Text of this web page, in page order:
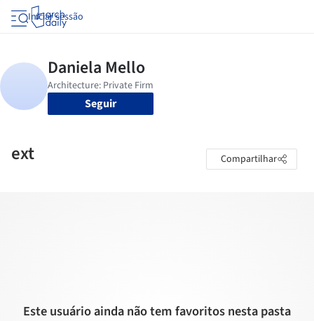
Iniciar sessão
Seguir
ext Compartilhar
Este usuário ainda não tem favoritos nesta pasta